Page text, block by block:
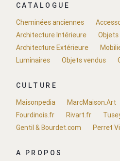
CATALOGUE
Cheminées anciennes
Architecture Intérieure
Architecture Extérieure
Luminaires
Objets vendus
CULTURE
Maisonpedia
MarcMaison.Art
Fourdinois.fr
Rivart.fr
Gentil & Bourdet.com
Perret
A PROPOS